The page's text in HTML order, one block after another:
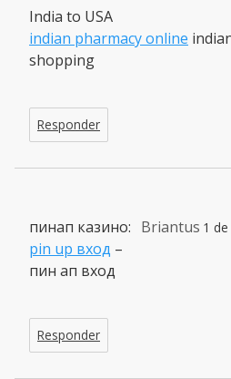
India to USA
indian pharmacy online
shopping
Responder
Briantus 1
пинап казино:
pin up вход –
пин ап вход
Responder